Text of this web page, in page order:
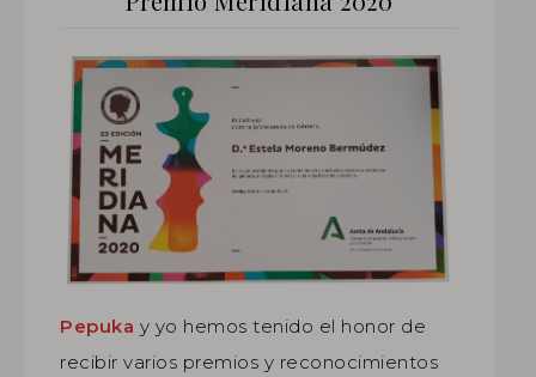
Pepuka y yo hemos tenido el honor de
recibir varios premios y reconocimientos